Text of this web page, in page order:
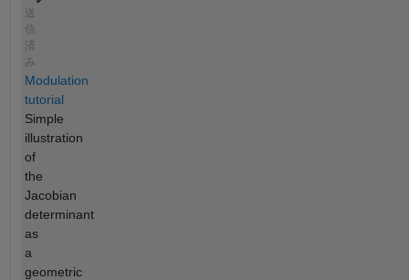
送
信
済
み
Modulation
tutorial
Simple
illustration
of
the
Jacobian
determinant
as
a
geometric